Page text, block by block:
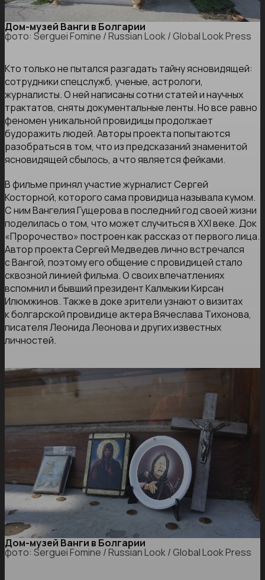
Дом-музей Ванги в Болгарии
фото: Serguei Fomine / Russian Look / Global Look Press
Кто только не пытался разгадать тайну ясновидящей:
сотрудники спецслужб, ученые, астрологи,
журналисты. О ней написаны сотни статей и научных
трактатов, сняты документальные ленты. Но все равно
феномен уникальной провидицы продолжает
будоражить людей. Авторы проекта попытаются
разобраться в том, что из предсказаний знаменитой
ясновидящей сбылось, а что является фейками.
В фильме принял участие журналист Сергей
Косторной, которого сама провидица называла кумом.
С ним Вангелия Гущерова в последний год своей жизни
поделилась о том, что может случиться в XXI веке. Док
«Пророчество» построен как рассказ от первого лица.
Автор проекта Сергей Медведев лично встречался
с Вангой, поэтому его общение с провидицей стало
сквозной линией фильма. О своих впечатлениях
вспомнил и бывший президент Калмыкии Кирсан
Илюмжинов. Также в доке зрители узнают о визитах
к болгарской провидице актера Вячеслава Тихонова,
писателя Леонида Леонова и других известных
личностей.
Дом-музей Ванги в Болгарии
фото: Serguei Fomine / Russian Look / Global Look Press